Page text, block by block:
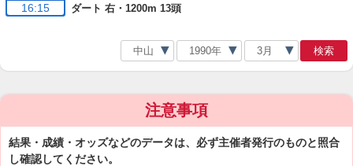
16:15 ダート 右・1200m 13頭
検索
注意事項
結果・成績・オッズなどのデータは、必ず主催者発行のものと照合
し確認してください。